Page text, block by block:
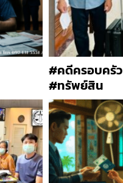
#คดีครอบครัว
#ทรัพย์สิน